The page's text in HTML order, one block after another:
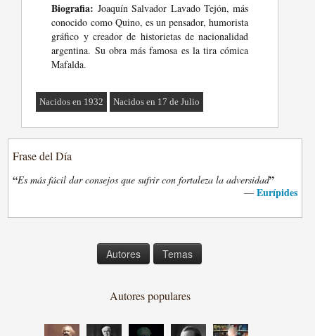
Biografia: Joaquín Salvador Lavado Tejón, más
conocido como Quino, es un pensador, humorista
gráfico y creador de historietas de nacionalidad
argentina. Su obra más famosa es la tira cómica
Mafalda.
Nacidos en 1932 Nacidos en 17 de Julio
Frase del Día
“Es más fácil dar consejos que sufrir con fortaleza la adversidad”
— Eurípides
Autores Temas
Autores populares